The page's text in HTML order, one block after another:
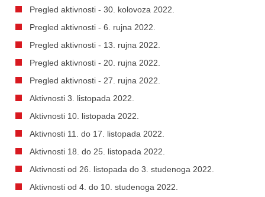
Pregled aktivnosti - 30. kolovoza 2022.
Pregled aktivnosti - 6. rujna 2022.
Pregled aktivnosti - 13. rujna 2022.
Pregled aktivnosti - 20. rujna 2022.
Pregled aktivnosti - 27. rujna 2022.
Aktivnosti 3. listopada 2022.
Aktivnosti 10. listopada 2022.
Aktivnosti 11. do 17. listopada 2022.
Aktivnosti 18. do 25. listopada 2022.
Aktivnosti od 26. listopada do 3. studenoga 2022.
Aktivnosti od 4. do 10. studenoga 2022.